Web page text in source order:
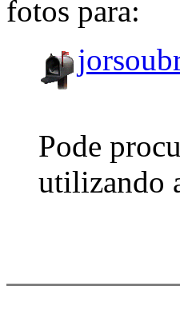
fotos para:
Pode
utilizando